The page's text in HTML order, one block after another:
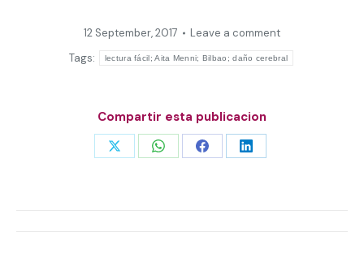
12 September, 2017
Leave a comment
Tags:
lectura fácil; Aita Menni; Bilbao; daño cerebral
Compartir esta publicacion
Share Share Share Share